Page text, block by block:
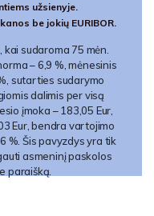
užsienyje.
be jokių EURIBOR.
sudaroma 75 mėn.
– 6,9 %, mėnesinis
sutarties sudarymo
dalimis per visą
įmoka – 183,05 Eur,
Eur, bendra vartojimo
%. Šis pavyzdys yra tik
asmeninį paskolos
paraišką.